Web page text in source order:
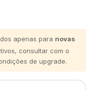
apenas para novas
consultar com o
de upgrade.